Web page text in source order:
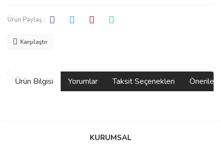
Ürün Paylaş :
Karşılaştır
Ürün Bilgisi Yorumlar Taksit Seçenekleri
Bu ürüne ilk yorumu siz yapın!
KURUMSAL